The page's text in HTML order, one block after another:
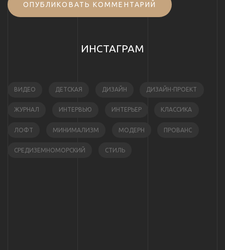
ОПУБЛИКОВАТЬ КОММЕНТАРИЙ
ИНСТАГРАМ
ВИДЕО ДЕТСКАЯ ДИЗАЙН ДИЗАЙН-ПРОЕКТ
ЖУРНАЛ ИНТЕРВЬЮ ИНТЕРЬЕР КЛАССИКА
ЛОФТ МИНИМАЛИЗМ МОДЕРН ПРОВАНС
СРЕДИЗЕМНОМОРСКИЙ СТИЛЬ